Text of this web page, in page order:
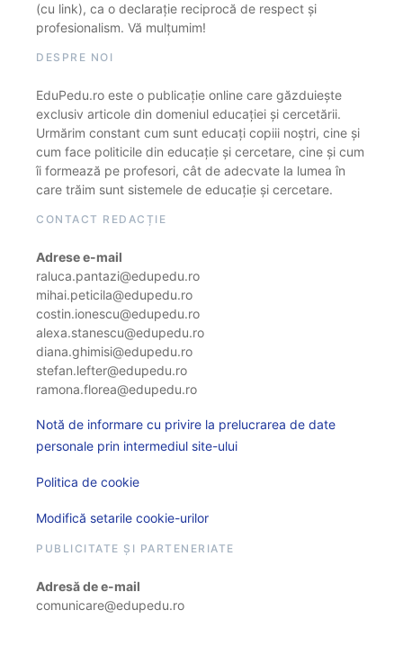
(cu link), ca o declarație reciprocă de respect și
profesionalism. Vă mulțumim!
DESPRE NOI
EduPedu.ro este o publicație online care găzduiește
exclusiv articole din domeniul educației și cercetării.
Urmărim constant cum sunt educați copiii noștri, cine și
cum face politicile din educație și cercetare, cine și cum
îi formează pe profesori, cât de adecvate la lumea în
care trăim sunt sistemele de educație și cercetare.
CONTACT REDACȚIE
Adrese e-mail
raluca.pantazi@edupedu.ro
mihai.peticila@edupedu.ro
costin.ionescu@edupedu.ro
alexa.stanescu@edupedu.ro
diana.ghimisi@edupedu.ro
stefan.lefter@edupedu.ro
ramona.florea@edupedu.ro
Notă de informare cu privire la prelucrarea de date
personale prin intermediul site-ului
Politica de cookie
Modifică setarile cookie-urilor
PUBLICITATE ȘI PARTENERIATE
Adresă de e-mail
comunicare@edupedu.ro